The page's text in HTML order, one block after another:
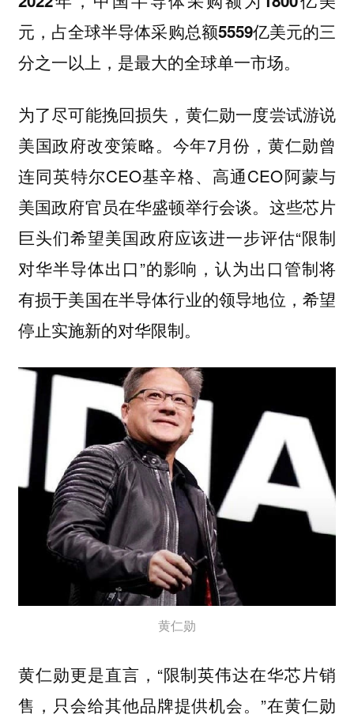
元，占全球半导体采购总额5559亿美元的三
分之一以上，是最大的全球单一市场。
为了尽可能挽回损失，黄仁勋一度尝试游说
美国政府改变策略。 今年7月份，黄仁勋曾
连同英特尔CEO基辛格、高通CEO阿蒙与
美国政府官员在华盛顿举行会谈。这些芯片
巨头们希望美国政府应该进一步评估“限制
对华半导体出口”的影响，认为出口管制将
有损于美国在半导体行业的领导地位，希望
停止实施新的对华限制。
黄仁勋
黄仁勋更是直言，“限制英伟达在华芯片销
售，只会给其他品牌提供机会。”在黄仁勋